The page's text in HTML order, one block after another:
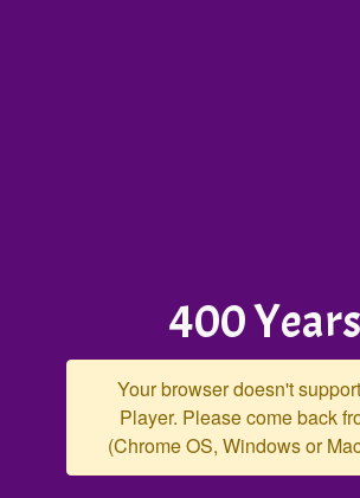
400 Years
Your browser doesn't
Player. Please come back
(Chrome OS, Windows or